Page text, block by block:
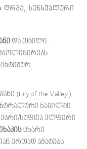
ღრმა, სენსუალური
და თბილი,
(Lily of the Valley),
ნაწილში
სუფთა ელფერი
ცხარე
ერთად ამატებს